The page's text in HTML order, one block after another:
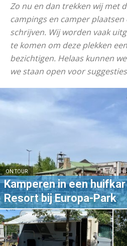
Zo nu en dan trekken wij met
campings en camper plaatsen
schrijven. Wij worden vaak
te komen om deze plekken
bezichtigen. Helaas kunnen
we staan open voor
ON TOUR
Kamperen in een
Resort bij Europa-Park